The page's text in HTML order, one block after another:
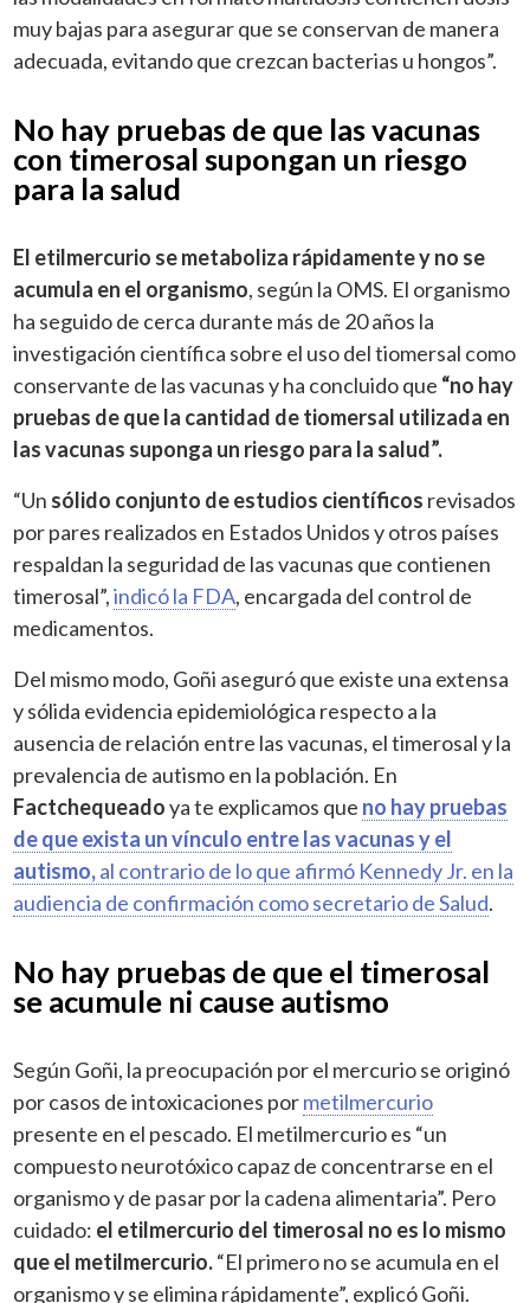
muy bajas para asegurar que se conservan de manera
adecuada, evitando que crezcan bacterias u hongos”.
No hay pruebas de que las vacunas
con timerosal supongan un riesgo
para la salud
El etilmercurio se metaboliza rápidamente y no se
acumula en el organismo, según la OMS. El organismo
ha seguido de cerca durante más de 20 años la
investigación científica sobre el uso del tiomersal como
conservante de las vacunas y ha concluido que “no hay
pruebas de que la cantidad de tiomersal utilizada en
las vacunas suponga un riesgo para la salud”.
“Un sólido conjunto de estudios científicos revisados
por pares realizados en Estados Unidos y otros países
respaldan la seguridad de las vacunas que contienen
timerosal”,indicó la FDA, encargada del control de
medicamentos.
Del mismo modo, Goñi aseguró que existe una extensa
y sólida evidencia epidemiológica respecto a la
ausencia de relación entre las vacunas, el timerosal y la
prevalencia de autismo en la población. En
Factchequeadoya te explicamos que no hay pruebas
de que exista un vínculo entre las vacunas y el
autismo,al contrario de lo que afirmó Kennedy Jr. en la
audiencia de confirmación como secretario de Salud.
No hay pruebas de que el timerosal
se acumule ni cause autismo
Según Goñi, la preocupación por el mercurio se originó
por casos de intoxicaciones pormetilmercurio
presente en el pescado. El metilmercurio es “un
compuesto neurotóxico capaz de concentrarse en el
organismo y de pasar por la cadena alimentaria”. Pero
cuidado: el etilmercurio del timerosal no es lo mismo
que el metilmercurio.“El primero no se acumula en el
organismo y se elimina rápidamente”, explicó Goñi.